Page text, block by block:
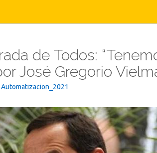
de Todos:
José Gregorio
Automatizacion_2021